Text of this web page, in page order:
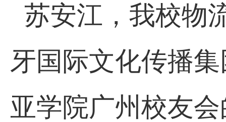
苏安江，我校物
牙国际文化传播
亚学院广州校友